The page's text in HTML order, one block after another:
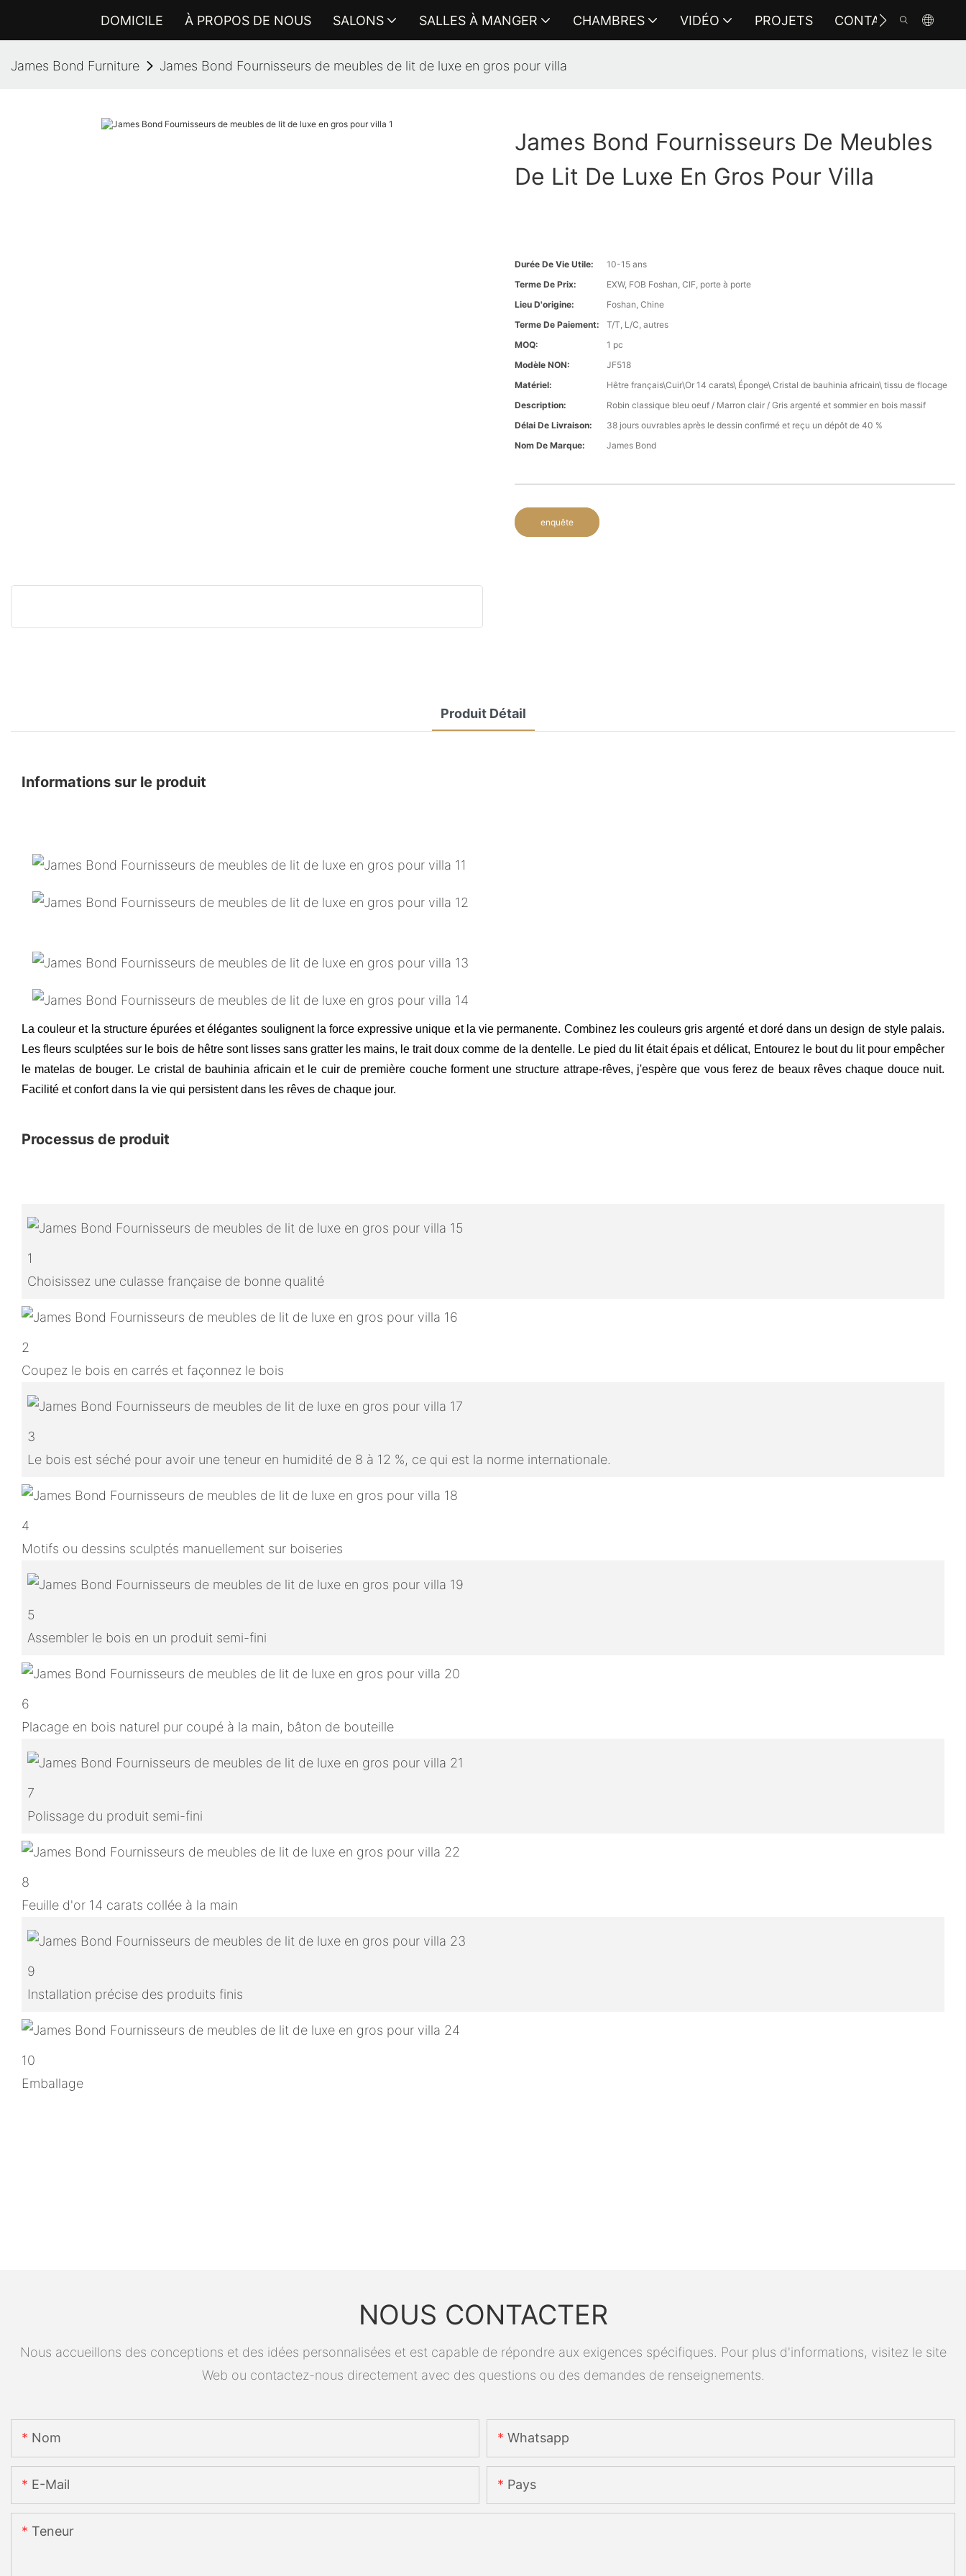
DOMICILE À PROPOS DE NOUS SALONS SALLES À MANGER CHAMBRES VIDÉO PROJETS CONTACTEZ-NOUS
James Bond Furniture James Bond Fournisseurs de meubles de lit de luxe en gros pour villa
James Bond Fournisseurs De Meubles
De Lit De Luxe En Gros Pour Villa
Durée De Vie Utile:
10-15 ans
Terme De Prix:
EXW, FOB Foshan, CIF, porte à porte
Lieu D'origine:
Foshan, Chine
Terme De Paiement:
T/T, L/C, autres
MOQ:
1 pc
Modèle NON:
JF518
Matériel:
Hêtre français\Cuir\Or 14 carats\ Éponge\ Cristal de bauhinia africain\ tissu de flocage
Description:
Robin classique bleu oeuf / Marron clair / Gris argenté et sommier en bois massif
Délai De Livraison:
38 jours ouvrables après le dessin confirmé et reçu un dépôt de 40 %
Nom De Marque:
James Bond
enquête
Produit Détail
Informations sur le produit
La couleur et la structure épurées et élégantes soulignent la force expressive unique et la vie permanente. Combinez les couleurs gris argenté et doré dans un design de style palais.
Les fleurs sculptées sur le bois de hêtre sont lisses sans gratter les mains, le trait doux comme de la dentelle. Le pied du lit était épais et délicat, Entourez le bout du lit pour empêcher
le matelas de bouger. Le cristal de bauhinia africain et le cuir de première couche forment une structure attrape-rêves, j'espère que vous ferez de beaux rêves chaque douce nuit.
Facilité et confort dans la vie qui persistent dans les rêves de chaque jour.
Processus de produit
1
Choisissez une culasse française de bonne qualité
2
Coupez le bois en carrés et façonnez le bois
3
Le bois est séché pour avoir une teneur en humidité de 8 à 12 %, ce qui est la norme internationale.
4
Motifs ou dessins sculptés manuellement sur boiseries
5
Assembler le bois en un produit semi-fini
6
Placage en bois naturel pur coupé à la main, bâton de bouteille
7
Polissage du produit semi-fini
8
Feuille d'or 14 carats collée à la main
9
Installation précise des produits finis
10
Emballage
NOUS CONTACTER
Nous accueillons des conceptions et des idées personnalisées et est capable de répondre aux exigences spécifiques. Pour plus d'informations, visitez le site
Web ou contactez-nous directement avec des questions ou des demandes de renseignements.
Nom Whatsapp
E-Mail Pays
Teneur